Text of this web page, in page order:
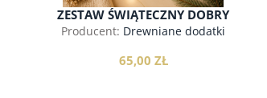
ZESTAW ŚWIĄTECZNY DOBRY
DZIEŃ
Producent: Drewniane dodatki
65,00 ZŁ